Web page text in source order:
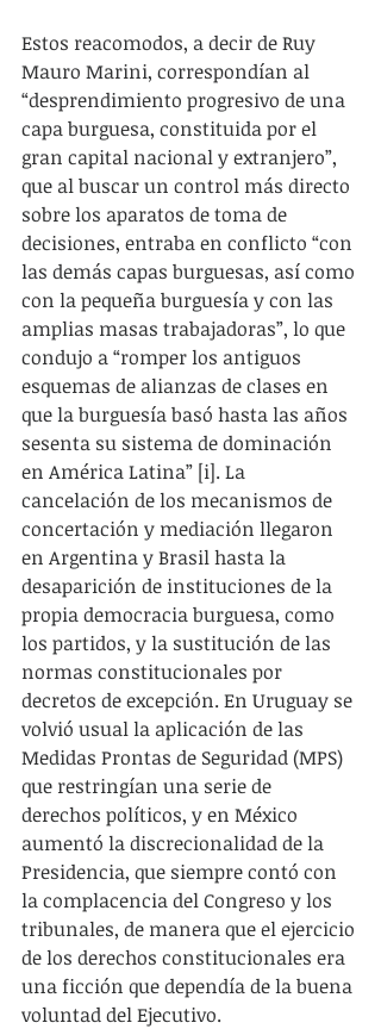
Estos reacomodos, a decir de Ruy
Mauro Marini, correspondían al
“desprendimiento progresivo de una
capa burguesa, constituida por el
gran capital nacional y extranjero”,
que al buscar un control más directo
sobre los aparatos de toma de
decisiones, entraba en conflicto “con
las demás capas burguesas, así como
con la pequeña burguesía y con las
amplias masas trabajadoras”, lo que
condujo a “romper los antiguos
esquemas de alianzas de clases en
que la burguesía basó hasta las años
sesenta su sistema de dominación
en América Latina” [i]. La
cancelación de los mecanismos de
concertación y mediación llegaron
en Argentina y Brasil hasta la
desaparición de instituciones de la
propia democracia burguesa, como
los partidos, y la sustitución de las
normas constitucionales por
decretos de excepción. En Uruguay se
volvió usual la aplicación de las
Medidas Prontas de Seguridad (MPS)
que restringían una serie de
derechos políticos, y en México
aumentó la discrecionalidad de la
Presidencia, que siempre contó con
la complacencia del Congreso y los
tribunales, de manera que el ejercicio
de los derechos constitucionales era
una ficción que dependía de la buena
voluntad del Ejecutivo.